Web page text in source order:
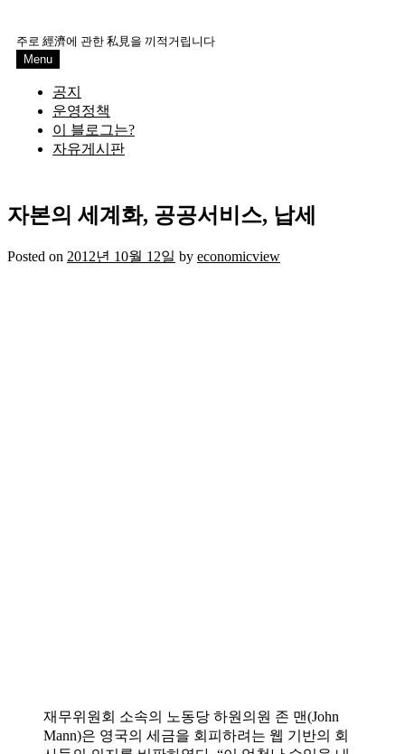
content
주로 經濟에 관한 私見을 끼적거립니다
Menu
공지
운영정책
이 블로그는?
자유게시판
자본의 세계화, 공공서비스, 납세
Posted on 2012년 10월 12일 by economicview
재무위원회 소속의 노동당 하원의원 존 맨(John
Mann)은 영국의 세금을 회피하려는 웹 기반의 회